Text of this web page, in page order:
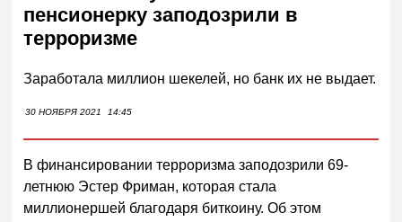
пенсионерку заподозрили в
терроризме
Заработала миллион шекелей, но банк их не выдает.
30 НОЯБРЯ 2021 14:45
В финансировании терроризма заподозрили 69-
летнюю Эстер Фриман, которая стала
миллионершей благодаря биткоину. Об этом